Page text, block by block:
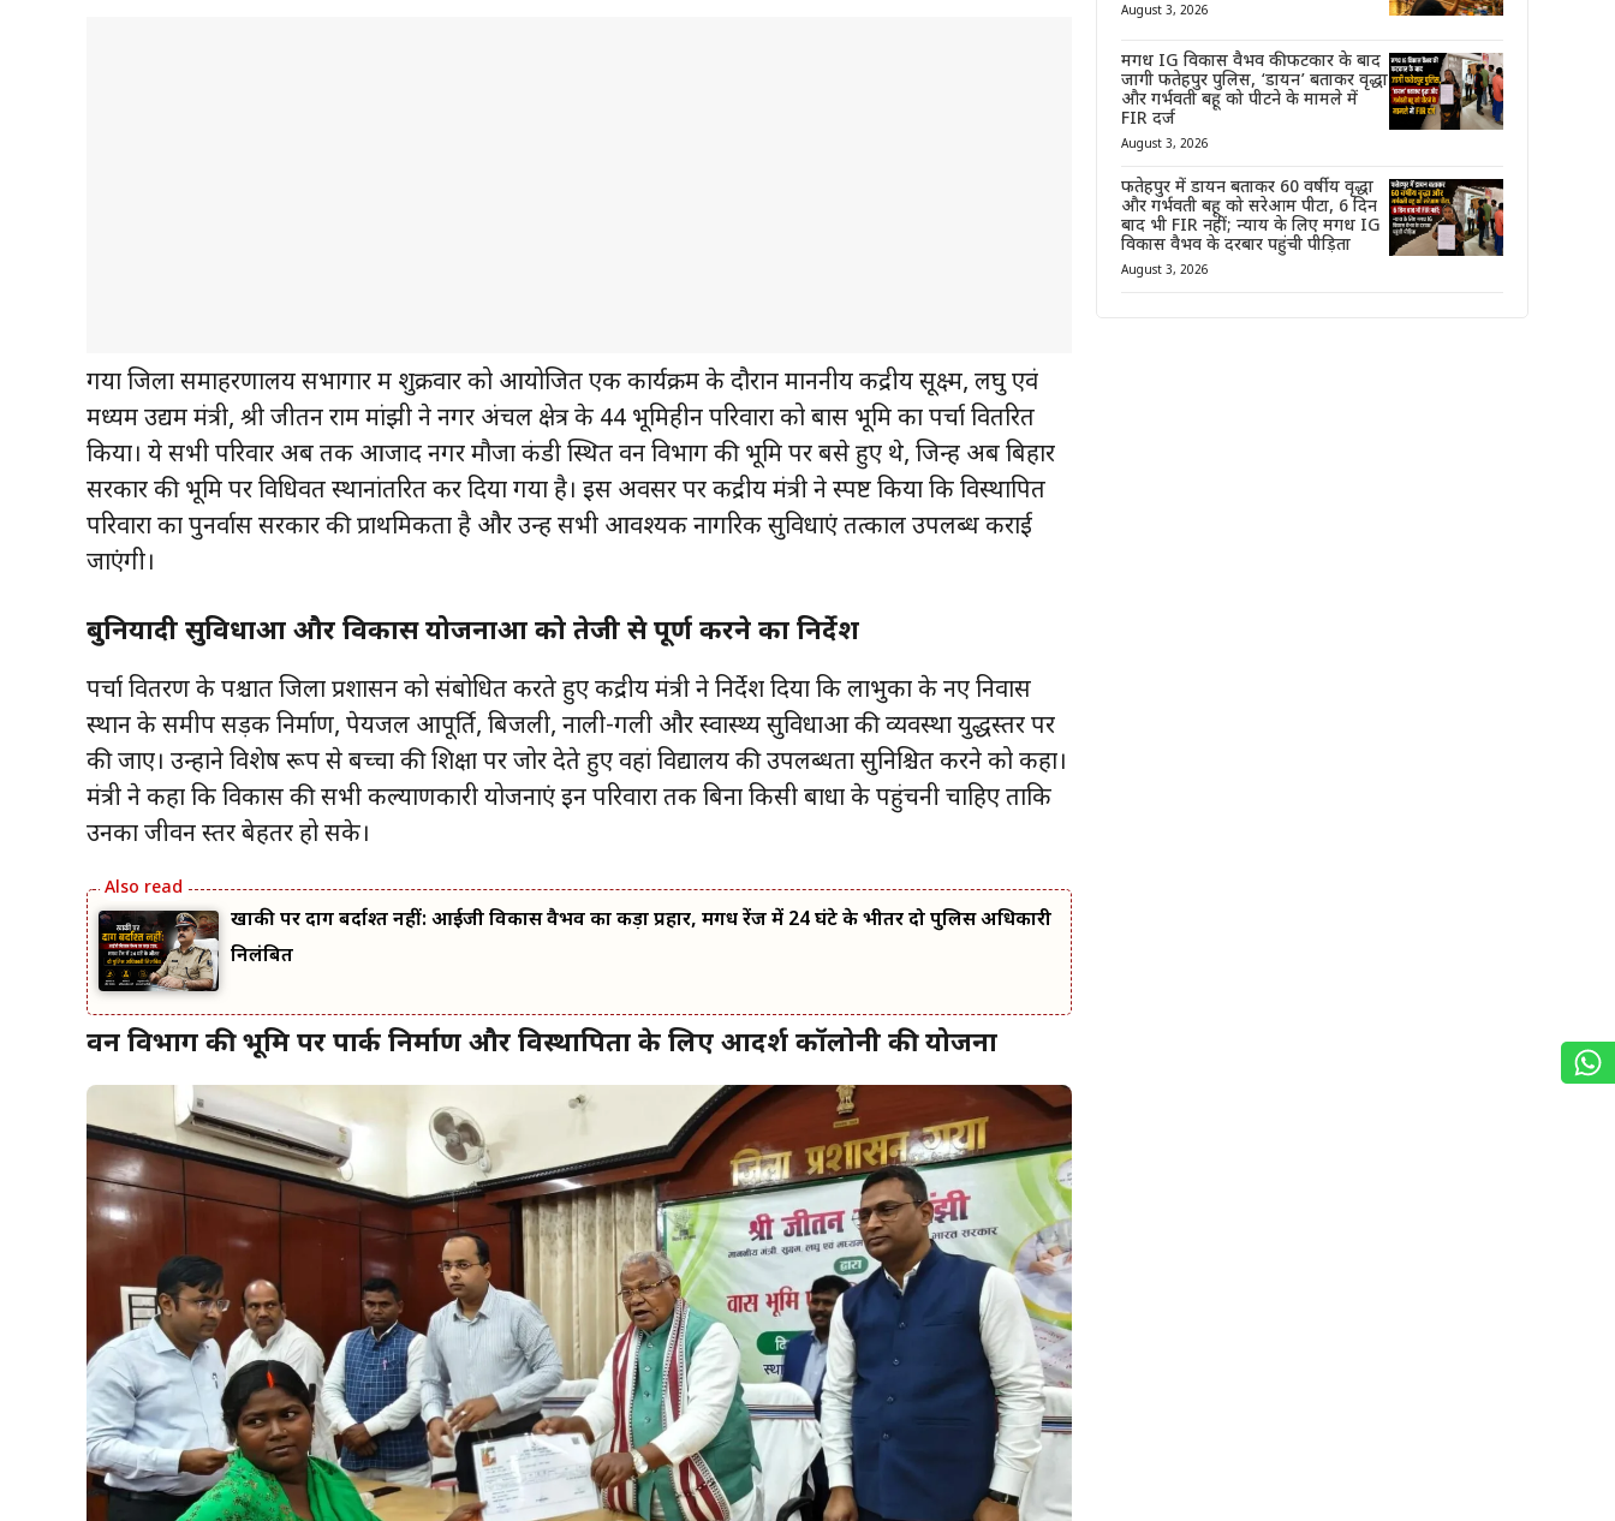
गया जिला समाहरणालय सभागार में शुक्रवार को आयोजित एक कार्यक्रम के दौरान माननीय केंद्रीय सूक्ष्म, लघु एवं
मध्यम उद्यम मंत्री, श्री जीतन राम मांझी ने नगर अंचल क्षेत्र के 44 भूमिहीन परिवारों को बास भूमि का पर्चा वितरित
किया। ये सभी परिवार अब तक आजाद नगर मौजा कंडी स्थित वन विभाग की भूमि पर बसे हुए थे, जिन्हें अब बिहार
सरकार की भूमि पर विधिवत स्थानांतरित कर दिया गया है। इस अवसर पर केंद्रीय मंत्री ने स्पष्ट किया कि विस्थापित
परिवारों का पुनर्वास सरकार की प्राथमिकता है और उन्हें सभी आवश्यक नागरिक सुविधाएं तत्काल उपलब्ध कराई
जाएंगी।
बुनियादी सुविधाओं और विकास योजनाओं को तेजी से पूर्ण करने का निर्देश
पर्चा वितरण के पश्चात जिला प्रशासन को संबोधित करते हुए केंद्रीय मंत्री ने निर्देश दिया कि लाभुकों के नए निवास
स्थान के समीप सड़क निर्माण, पेयजल आपूर्ति, बिजली, नाली-गली और स्वास्थ्य सुविधाओं की व्यवस्था युद्धस्तर पर
की जाए। उन्होंने विशेष रूप से बच्चों की शिक्षा पर जोर देते हुए वहां विद्यालय की उपलब्धता सुनिश्चित करने को कहा।
मंत्री ने कहा कि विकास की सभी कल्याणकारी योजनाएं इन परिवारों तक बिना किसी बाधा के पहुंचनी चाहिए ताकि
उनका जीवन स्तर बेहतर हो सके।
खाकी पर दाग बर्दाश्त नहीं: आईजी विकास वैभव का कड़ा प्रहार, मगध रेंज में 24 घंटे के भीतर दो पुलिस अधिकारी
निलंबित
वन विभाग की भूमि पर पार्क निर्माण और विस्थापितों के लिए आदर्श कॉलोनी की योजना
August 3, 2026
मगध IG विकास वैभव की फटकार के बाद
जागी फतेहपुर पुलिस, ‘डायन’ बताकर वृद्धा
और गर्भवती बहू को पीटने के मामले में
FIR दर्ज
August 3, 2026
फतेहपुर में डायन बताकर 60 वर्षीय वृद्धा
और गर्भवती बहू को सरेआम पीटा, 6 दिन
बाद भी FIR नहीं; न्याय के लिए मगध IG
विकास वैभव के दरबार पहुंची पीड़िता
August 3, 2026